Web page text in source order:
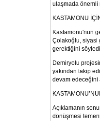
ulaşmada önemli
KASTAMONU
Kastamonu'nun
Çolakoğlu, siyasi
gerektiğini
Demiryolu
yakından takip
devam edeceğini
Açıklamanın
dönüşmesi